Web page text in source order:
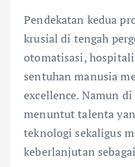
Pendekatan kedua
krusial di tengah
otomatisasi,
sentuhan manusia
excellence. Namun
menuntut talenta
teknologi sekaligus
keberlanjutan